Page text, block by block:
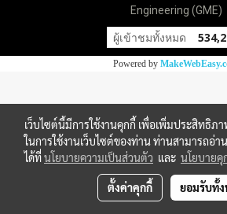
Engineering (GME)
ผู้เข้าชมทั้งหมด
Powered by
เว็บไซต์นี้มีการใช้งานคุกกี้ เพื่อเพิ่มประสิทธิ
ในการใช้งานเว็บไซต์ของท่าน ท่านสามารถอ่า
ได้ที่นโยบายความเป็นส่วนตัว และ นโยบายคุ
ตั้งค่าคุกกี้ ยอมรับทั้